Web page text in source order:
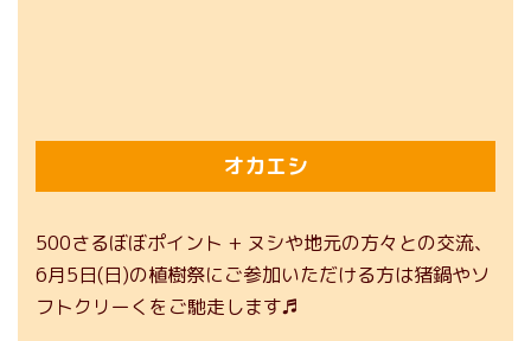
オカエシ
500さるぼぼポイント + ヌシや地元の方々との交流、
6月5日(日)の植樹祭にご参加いただける方は猪鍋やソ
フトクリーくをご馳走します♬